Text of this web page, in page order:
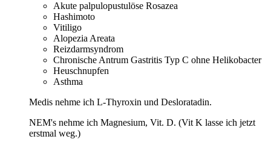
Akute palpulopustulöse Rosazea
Hashimoto
Vitiligo
Alopezia Areata
Reizdarmsyndrom
Chronische Antrum Gastritis Typ C ohne Helikobacter
Heuschnupfen
Asthma
Medis nehme ich L-Thyroxin und Desloratadin.
NEM's nehme ich Magnesium, Vit. D. (Vit K lasse ich jetzt
erstmal weg.)